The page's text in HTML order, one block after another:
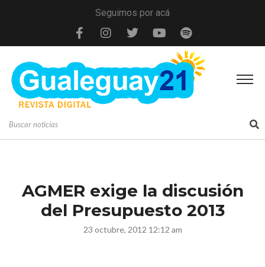
Seguimos por acá
AGMER exige la discusión
del Presupuesto 2013
23 octubre, 2012 12:12 am